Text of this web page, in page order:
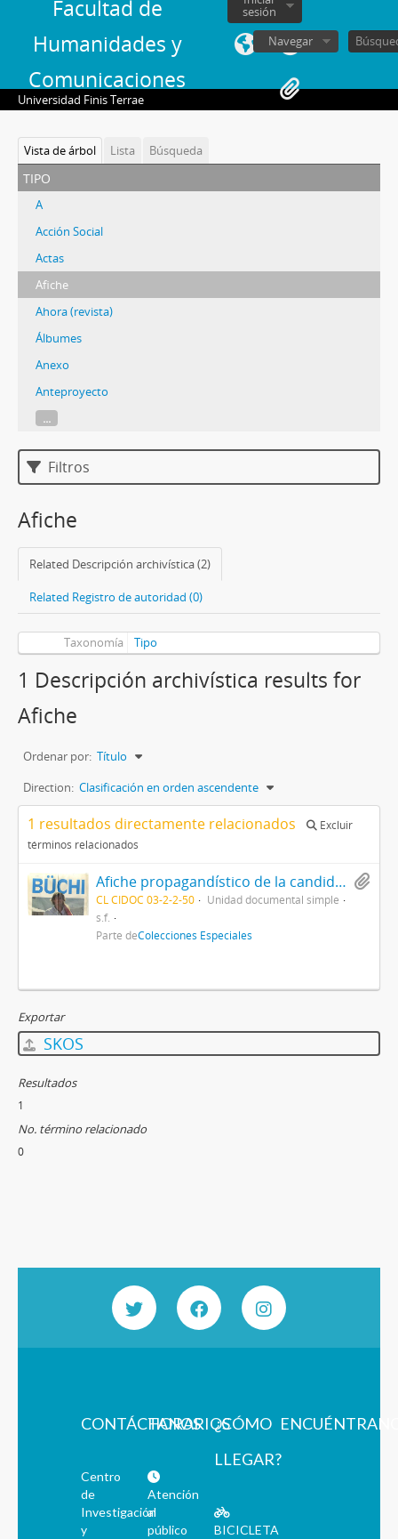
Facultad de
Humanidades y
Comunicaciones
sesión
Navegar
Universidad Finis Terrae
Vista de árbol Lista Búsqueda
tipo
A
Acción Social
Actas
Afiche
Ahora (revista)
Álbumes
Anexo
Anteproyecto
...
Filtros
Afiche
Related Descripción archivística (2)
Related Registro de autoridad (0)
Taxonomía Tipo
1 Descripción archivística results for
Afiche
Ordenar por: Título
Direction: Clasificación en orden ascendente
1 resultados directamente relacionados
Excluir
términos relacionados
Afiche propagandístico de la candidatura de Hernán Büchi
CL CIDOC 03-2-2-50
Unidad documental simple
s.f.
Parte deColecciones Especiales
Exportar
SKOS
Resultados
1
No. término relacionado
0
CONTÁCTANOS
Centro
de
Investigación
y
HORARIOS
Atención
al
público
¿CÓMO
LLEGAR?
BICICLETA